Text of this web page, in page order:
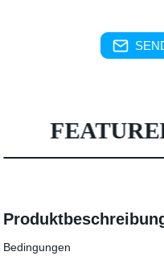
Bedingungen